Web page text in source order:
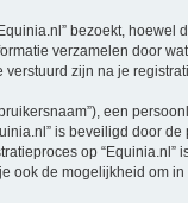
bezoekt,
verzamelen door
zijn na je
een
is beveiligd door
op
de mogelijkheid om